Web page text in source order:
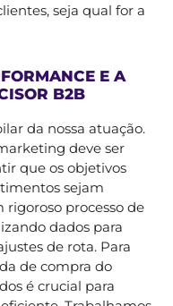
seja qual for a
E A
B2B
da nossa atuação.
deve ser
que os objetivos
sejam
processo de
dados para
de rota. Para
de compra do
é crucial para